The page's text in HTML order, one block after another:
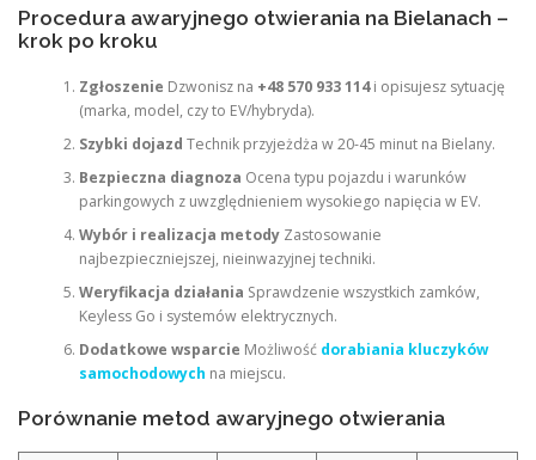
Procedura awaryjnego otwierania na Bielanach –
krok po kroku
Zgłoszenie Dzwonisz na +48 570 933 114i opisujesz sytuację
(marka, model, czy to EV/hybryda).
Szybki dojazd Technik przyjeżdża w 20-45 minut na Bielany.
Bezpieczna diagnoza Ocena typu pojazdu i warunków
parkingowych z uwzględnieniem wysokiego napięcia w EV.
Wybór i realizacja metodyZastosowanie
najbezpieczniejszej, nieinwazyjnej techniki.
Weryfikacja działania Sprawdzenie wszystkich zamków,
Keyless Go i systemów elektrycznych.
Dodatkowe wsparcie Możliwość dorabiania kluczyków
samochodowych na miejscu.
Porównanie metod awaryjnego otwierania